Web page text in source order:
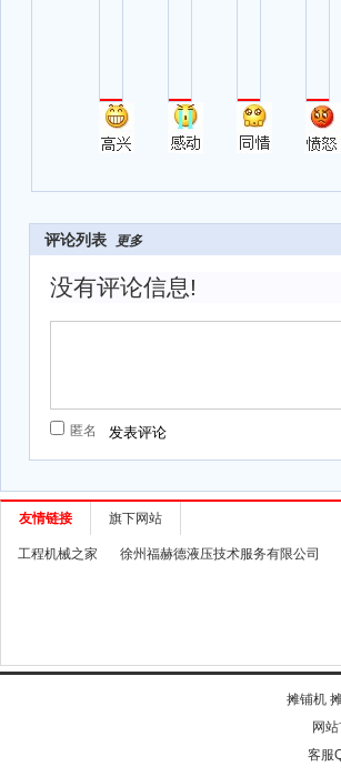
评论列表 更多
没有评论信息!
匿名
友情链接 旗下网站
工程机械之家 徐州福赫德液压技术服务有限公司
摊铺机
网
客服